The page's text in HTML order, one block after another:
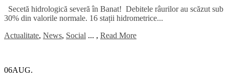
Secetă hidrologică severă în Banat! Debitele râurilor au scăzut sub
30% din valorile normale. 16 stații hidrometrice...
Actualitate, News, Social ... , Read More
06AUG.